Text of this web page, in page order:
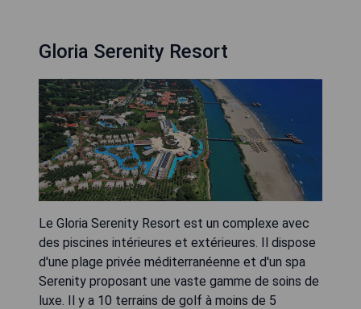
Gloria Serenity Resort
Le Gloria Serenity Resort est un complexe avec
des piscines intérieures et extérieures. Il dispose
d'une plage privée méditerranéenne et d'un spa
Serenity proposant une vaste gamme de soins de
luxe. Il y a 10 terrains de golf à moins de 5